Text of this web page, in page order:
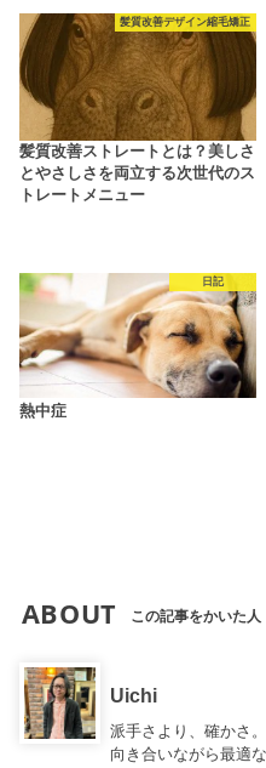
髪質改善デザイン縮毛矯正
髪質改善ストレートとは？美しさ
とやさしさを両立する次世代のス
トレートメニュー
日記
熱中症
ABOUT この記事をかいた人
Uichi
派手さより、確かさ
向き合いながら最適